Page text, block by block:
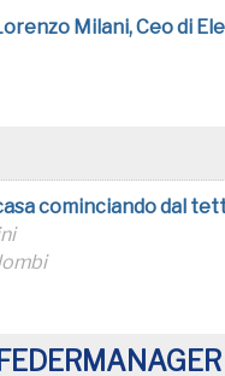
Milani, Ceo di
cominciando dal